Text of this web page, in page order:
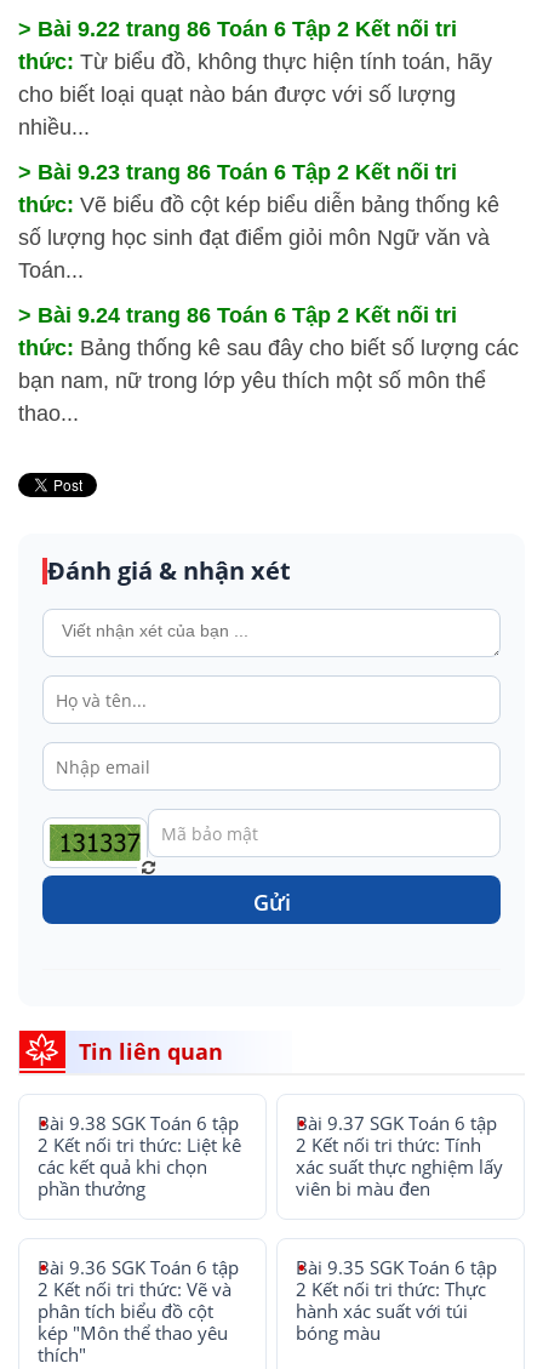
> Bài 9.22 trang 86 Toán 6 Tập 2 Kết nối tri
thức: Từ biểu đồ, không thực hiện tính toán, hãy
cho biết loại quạt nào bán được với số lượng
nhiều...
> Bài 9.23 trang 86 Toán 6 Tập 2 Kết nối tri
thức: Vẽ biểu đồ cột kép biểu diễn bảng thống kê
số lượng học sinh đạt điểm giỏi môn Ngữ văn và
Toán...
> Bài 9.24 trang 86 Toán 6 Tập 2 Kết nối tri
thức: Bảng thống kê sau đây cho biết số lượng các
bạn nam, nữ trong lớp yêu thích một số môn thể
thao...
Đánh giá & nhận xét
Gửi
Tin liên quan
Bài 9.38 SGK Toán 6 tập
2 Kết nối tri thức: Liệt kê
các kết quả khi chọn
phần thưởng
Bài 9.37 SGK Toán 6 tập
2 Kết nối tri thức: Tính
xác suất thực nghiệm lấy
viên bi màu đen
Bài 9.36 SGK Toán 6 tập
2 Kết nối tri thức: Vẽ và
phân tích biểu đồ cột
kép "Môn thể thao yêu
thích"
Bài 9.35 SGK Toán 6 tập
2 Kết nối tri thức: Thực
hành xác suất với túi
bóng màu